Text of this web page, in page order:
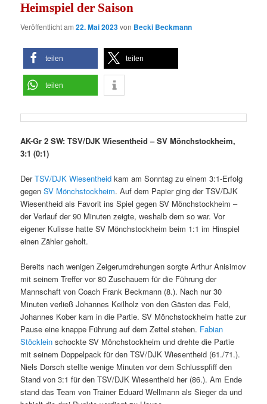
Heimspiel der Saison
Veröffentlicht am22. Mai 2023von Becki Beckmann
teilen teilen
teilen
AK-Gr 2 SW: TSV/DJK Wiesentheid – SV Mönchstockheim,
3:1 (0:1)
DerTSV/DJK Wiesentheid kam am Sonntag zu einem 3:1-Erfolg
gegenSV Mönchstockheim. Auf dem Papier ging der TSV/DJK
Wiesentheid als Favorit ins Spiel gegen SV Mönchstockheim –
der Verlauf der 90 Minuten zeigte, weshalb dem so war. Vor
eigener Kulisse hatte SV Mönchstockheim beim 1:1 im Hinspiel
einen Zähler geholt.
Bereits nach wenigen Zeigerumdrehungen sorgte Arthur Anisimov
mit seinem Treffer vor 80 Zuschauern für die Führung der
Mannschaft von Coach Frank Beckmann (8.). Nach nur 30
Minuten verließ Johannes Keilholz von den Gästen das Feld,
Johannes Kober kam in die Partie. SV Mönchstockheim hatte zur
Pause eine knappe Führung auf dem Zettel stehen. Fabian
Stöcklein schockte SV Mönchstockheim und drehte die Partie
mit seinem Doppelpack für den TSV/DJK Wiesentheid (61./71.).
Niels Dorsch stellte wenige Minuten vor dem Schlusspfiff den
Stand von 3:1 für den TSV/DJK Wiesentheid her (86.). Am Ende
stand das Team von Trainer Eduard Wellmann als Sieger da und